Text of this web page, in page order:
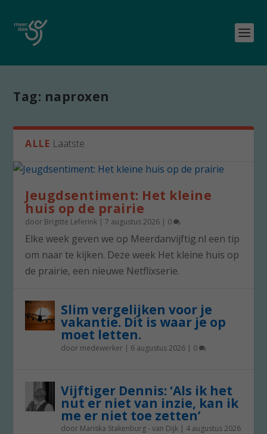
Tag: naproxen
ALLE Laatste
Jeugdsentiment: Het kleine
huis op de prairie
door Brigitte Leferink |7 augustus 2026 | 0
Elke week geven we op Meerdanvijftig.nl een tip
om naar te kijken. Deze week Het kleine huis op
de prairie, een nieuwe Netflixserie.
Slim vergelijken voor je
vakantie. Dit is waar je op
moet letten.
door medewerker | 6 augustus 2026 | 0
Vijftiger Dennis: ‘Als ik het
nut er niet van inzie, kan ik
me er niet toe zetten’
door Mariska Stakenburg - van Dijk | 4 augustus 2026